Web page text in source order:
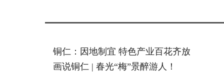
铜仁：因地制宜 特色产业百花齐放
画说铜仁 | 春光“梅”景醉游人！